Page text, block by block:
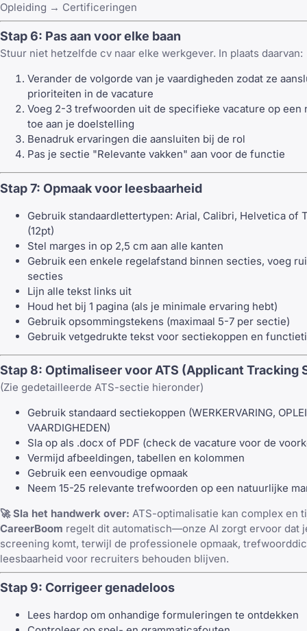
Opleiding → Certificeringen
Stap 6: Pas aan voor elke baan
Stuur niet hetzelfde cv naar elke werkgever. In plaats daarvan:
Verander de volgorde van je vaardigheden zodat ze
prioriteiten in de vacature
Voeg 2-3 trefwoorden uit de specifieke vacature op een
toe aan je doelstelling
Benadruk ervaringen die aansluiten bij de rol
Pas je sectie "Relevante vakken" aan voor de functie
Stap 7: Opmaak voor leesbaarheid
Gebruik standaardlettertypen: Arial, Calibri, Helvetica of
(12pt)
Stel marges in op 2,5 cm aan alle kanten
Gebruik een enkele regelafstand binnen secties, voeg
secties
Lijn alle tekst links uit
Houd het bij 1 pagina (als je minimale ervaring hebt)
Gebruik opsommingstekens (maximaal 5-7 per sectie)
Gebruik vetgedrukte tekst voor sectiekoppen en
Stap 8: Optimaliseer voor ATS (Applicant Tracking
(Zie gedetailleerde ATS-sectie hieronder)
Gebruik standaard sectiekoppen (WERKERVARING,
VAARDIGHEDEN)
Sla op als .docx of PDF (check de vacature voor de
Vermijd afbeeldingen, tabellen en kolommen
Gebruik een eenvoudige opmaak
Neem 15-25 relevante trefwoorden op een natuurlijke
🚀 Sla het handwerk over: ATS-optimalisatie kan complex en
CareerBoom regelt dit automatisch—onze AI zorgt ervoor dat
screening komt, terwijl de professionele opmaak,
leesbaarheid voor recruiters behouden blijven.
Stap 9: Corrigeer genadeloos
Lees hardop om onhandige formuleringen te ontdekken